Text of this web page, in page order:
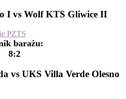
I vs Wolf KTS Gliwice II
PZTS
barażu:
8:2
vs UKS Villa Verde Olesno